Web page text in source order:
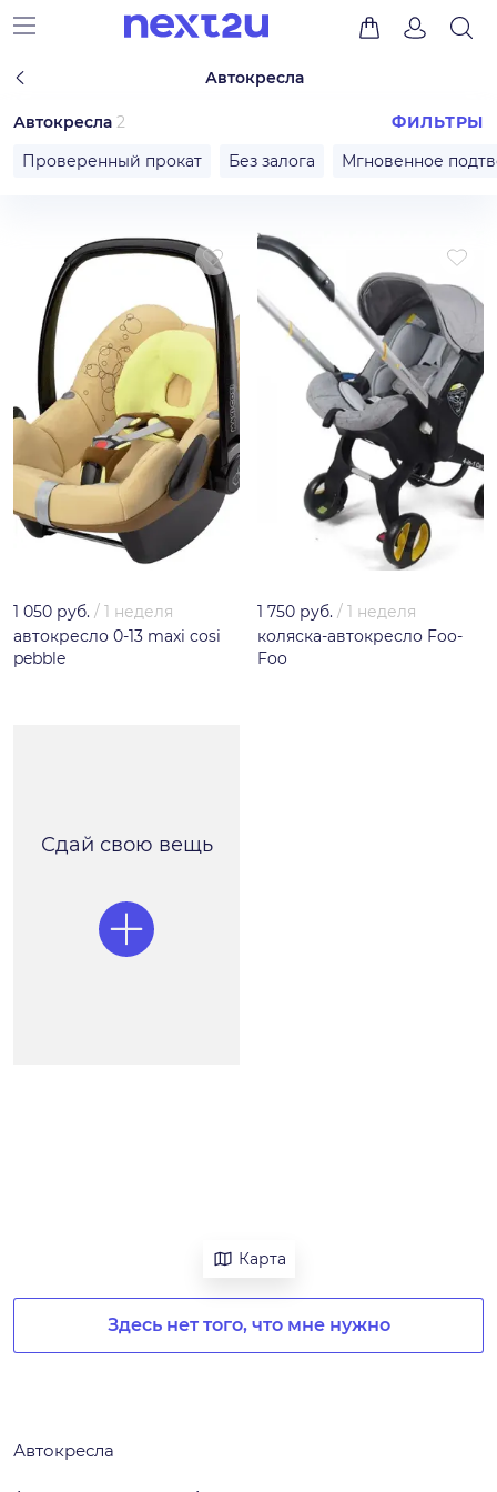
Автокресла
Автокресла 2
ФИЛЬТРЫ
Проверенный прокат
Без залога Мгновенное
1 050 руб. / 1 неделя
автокресло 0-13 maxi cosi
pebble
1 750 руб. / 1 неделя
коляска-автокресло Foo-
Foo
Сдай свою вещь
Карта
Здесь нет того, что мне нужно
Автокресла